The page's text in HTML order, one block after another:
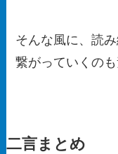
そんな風に、読
繋がっていくの
二言まとめ